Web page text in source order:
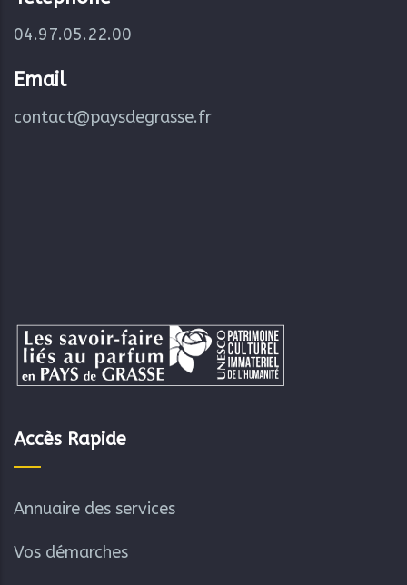
04.97.05.22.00
Email
contact@paysdegrasse.fr
Accès Rapide
Annuaire des services
Vos démarches